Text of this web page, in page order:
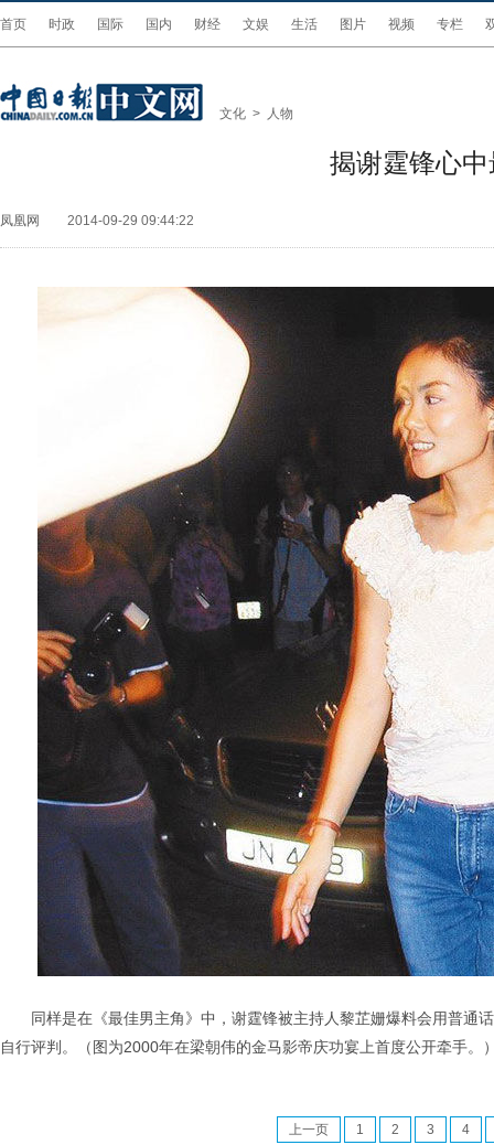
首页 时政 国际 国内 财经 文娱 生活 图片 视频 专栏
文化 > 人物
揭谢霆锋心
凤凰网 2014-09-29 09:44:22
同样是在《最佳男主角》中，谢霆锋被主持人黎芷姗爆料会用普通
自行评判。（图为2000年在梁朝伟的金马影帝庆功宴上首度公开牵手。
上一页 1 2 3 4